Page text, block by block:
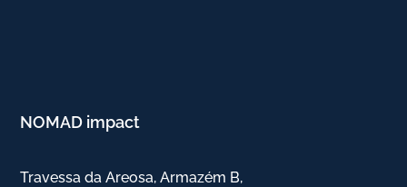
NOMAD impact
Travessa da Areosa, Armazém B,